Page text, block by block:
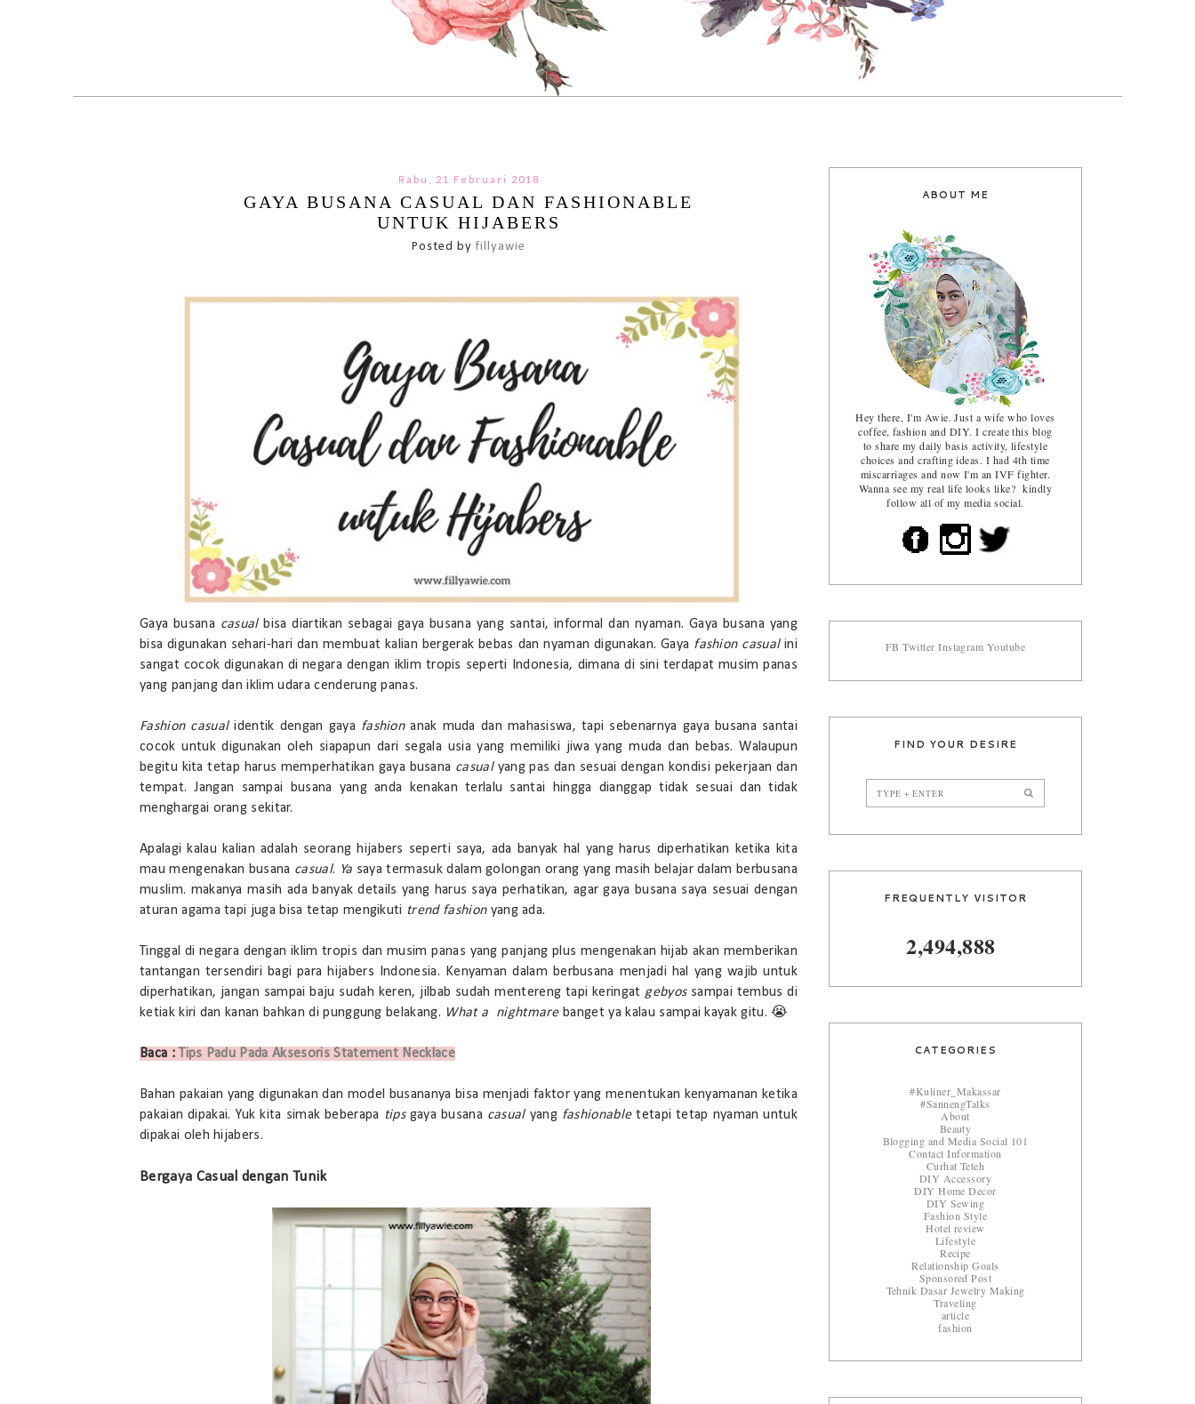
Rabu, 21 Februari 2018
GAYA BUSANA CASUAL DAN FASHIONABLE
UNTUK HIJABERS
Posted byfillyawie
Gaya busana casualbisa diartikan sebagai gaya busana yang santai, informal dan nyaman. Gaya busana yang
bisa digunakan sehari-hari dan membuat kalian bergerak bebas dan nyaman digunakan. Gaya fashion casualini
sangat cocok digunakan di negara dengan iklim tropis seperti Indonesia, dimana di sini terdapat musim panas
yang panjang dan iklim udara cenderung panas.
Fashion casualidentik dengan gaya fashionanak muda dan mahasiswa, tapi sebenarnya gaya busana santai
cocok untuk digunakan oleh siapapun dari segala usia yang memiliki jiwa yang muda dan bebas. Walaupun
begitu kita tetap harus memperhatikan gaya busana casualyang pas dan sesuai dengan kondisi pekerjaan dan
tempat. Jangan sampai busana yang anda kenakan terlalu santai hingga dianggap tidak sesuai dan tidak
menghargai orang sekitar.
Apalagi kalau kalian adalah seorang hijabers seperti saya, ada banyak hal yang harus diperhatikan ketika kita
mau mengenakan busana casual. Ya saya termasuk dalam golongan orang yang masih belajar dalam berbusana
muslim. makanya masih ada banyak details yang harus saya perhatikan, agar gaya busana saya sesuai dengan
aturan agama tapi juga bisa tetap mengikuti trend fashion yang ada.
Tinggal di negara dengan iklim tropis dan musim panas yang panjang plus mengenakan hijab akan memberikan
tantangan tersendiri bagi para hijabers Indonesia. Kenyaman dalam berbusana menjadi hal yang wajib untuk
diperhatikan, jangan sampai baju sudah keren, jilbab sudah mentereng tapi keringatgebyossampai tembus di
ketiak kiri dan kanan bahkan di punggung belakang. What a nightmarebanget ya kalau sampai kayak gitu. 😭
Baca : Tips Padu Pada Aksesoris Statement Necklace
Bahan pakaian yang digunakan dan model busananya bisa menjadi faktor yang menentukan kenyamanan ketika
pakaian dipakai. Yuk kita simak beberapa tips gaya busana casual yang fashionabletetapi tetap nyaman untuk
dipakai oleh hijabers.
Bergaya Casual dengan Tunik
ABOUT ME
Hey there, I'm Awie. Just a wife who loves
coffee, fashion and DIY. I create this blog
to share my daily basis activity, lifestyle
choices and crafting ideas. I had 4th time
miscarriages and now I'm an IVF fighter.
Wanna see my real life looks like? kindly
follow all of my media social.
FB Twitter Instagram Youtube
FIND YOUR DESIRE
FREQUENTLY VISITOR
2,494,888
CATEGORIES
#Kuliner_Makassar
#SannengTalks
About
Beauty
Blogging and Media Social 101
Contact Information
Curhat Teteh
DIY Accessory
DIY Home Decor
DIY Sewing
Fashion Style
Hotel review
Lifestyle
Recipe
Relationship Goals
Sponsored Post
Tehnik Dasar Jewelry Making
Traveling
article
fashion